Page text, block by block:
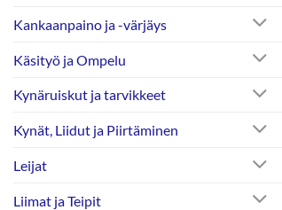
Kankaanpaino ja -värjäys
Käsityö ja Ompelu
Kynäruiskut ja tarvikkeet
Kynät, Liidut ja Piirtäminen
Leijat
Liimat ja Teipit